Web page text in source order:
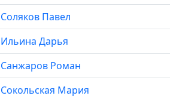
Соляков Павел
Ильина Дарья
Санжаров Роман
Сокольская Мария